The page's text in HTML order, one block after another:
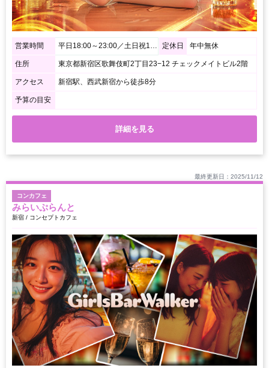
営業時間 定休日 年中無休
住所 東京都新宿区歌舞伎町2丁目23−12 チェックメイトビル2階
アクセス 新宿駅、西武新宿から徒歩8分
予算の目安
詳細を見る
最終更新日：2025/11/12
コンカフェ
みらいぷらんと
新宿 / コンセプトカフェ